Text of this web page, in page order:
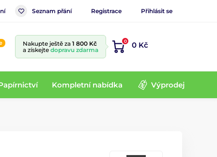
Seznam přání Registrace Přihlásit se
Nakupte ještě za 1 800 Kč
a získejte dopravu zdarma
0 0 Kč
Kompletní nabídka Výprodej